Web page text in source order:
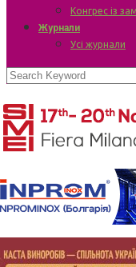
Конгрес із
Журнали
Усі журнали